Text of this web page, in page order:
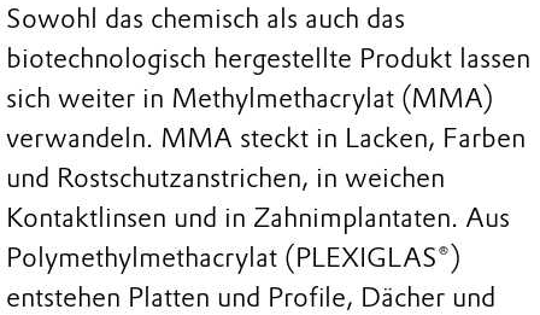
Sowohl das chemisch als auch das
biotechnologisch hergestellte Produkt lassen
sich weiter in Methylmethacrylat (MMA)
verwandeln. MMA steckt in Lacken, Farben
und Rostschutzanstrichen, in weichen
Kontaktlinsen und in Zahnimplantaten. Aus
Polymethylmethacrylat (PLEXIGLAS®)
entstehen Platten und Profile, Dächer und